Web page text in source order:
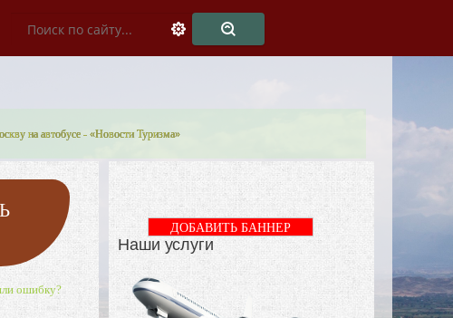
на автобусе - «Новости Туризма»
ошибку?
Наши услуги
ДОБАВИТЬ БАННЕР